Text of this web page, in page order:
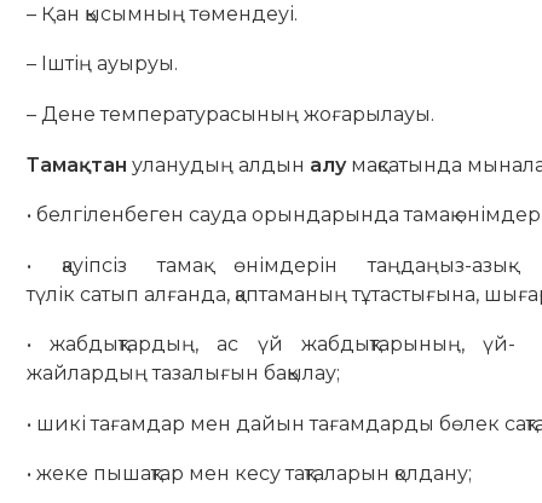
– Қан қысымның төмендеуі.
– Іштің ауыруы.
– Дене температурасының жоғарылауы.
Тамақтан уланудың алдын алу мақсатында
• белгіленбеген сауда орындарында тамақ
• қауіпсіз тамақ өнімдерін таңдаңыз-азық-
түлік сатып алғанда, қаптаманың тұтастығына,
• жабдықтардың, ас үй жабдықтарының, үй-
жайлардың тазалығын бақылау;
• шикі тағамдар мен дайын тағамдарды бөлек
• жеке пышақтар мен кесу тақталарын қолдану;